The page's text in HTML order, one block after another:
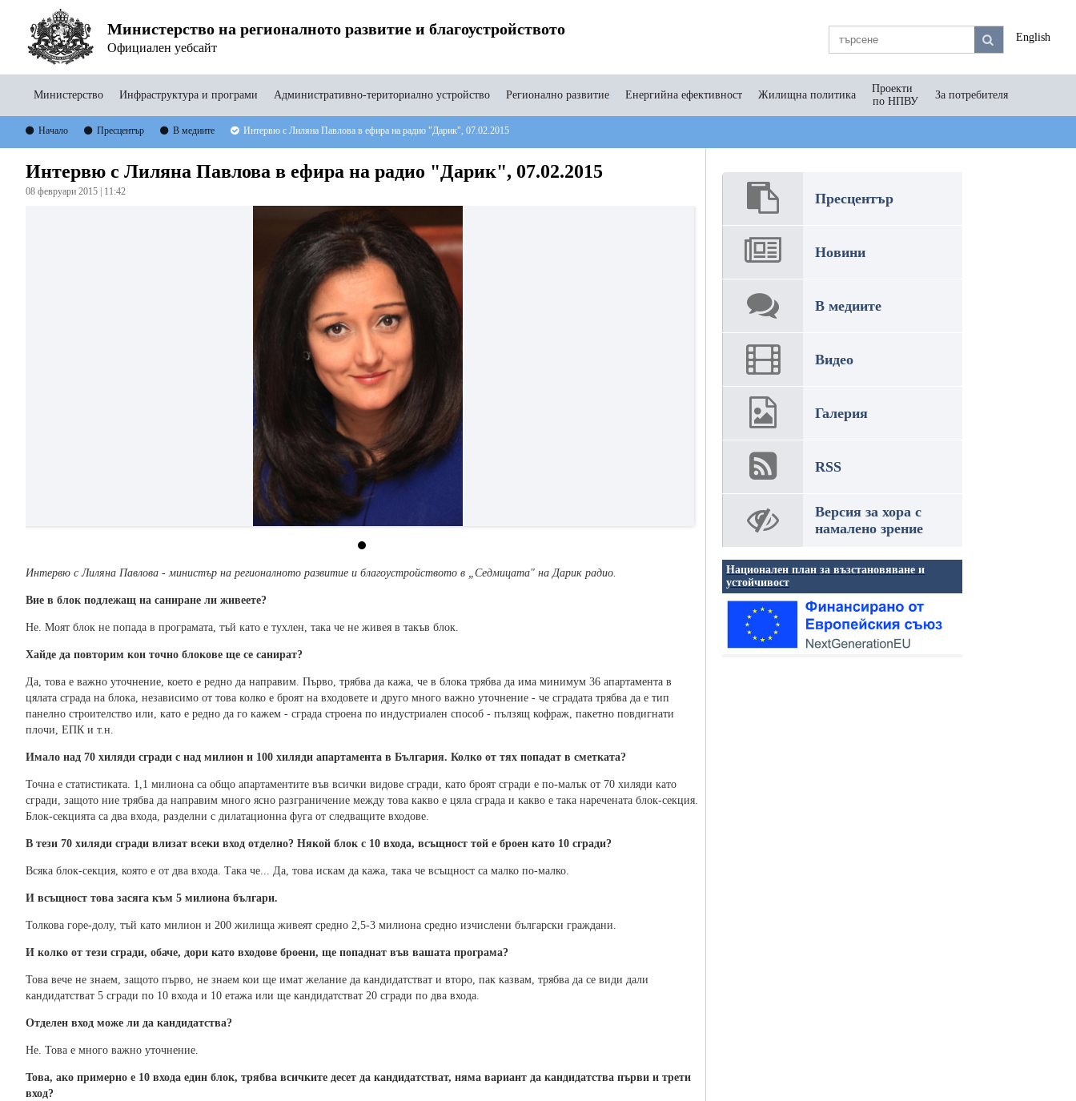
Министерство на регионалното развитие и благоустройството
Официален уебсайт
English
Министерство Инфраструктура и програми Административно-териториално устройство Регионално развитие Енергийна ефективност Жилищна политика
Проекти
по НПВУ
За потребителя
Начало Пресцентър В медиите Интервю с Лиляна Павлова в ефира на радио "Дарик", 07.02.2015
Интервю с Лиляна Павлова в ефира на радио "Дарик", 07.02.2015
08 февруари 2015 | 11:42
Интервю с Лиляна Павлова - министър на регионалното развитие и благоустройството в „Седмицата" на Дарик радио.
Вие в блок подлежащ на саниране ли живеете?
Не. Моят блок не попада в програмата, тъй като е тухлен, така че не живея в такъв блок.
Хайде да повторим кои точно блокове ще се санират?
Да, това е важно уточнение, което е редно да направим. Първо, трябва да кажа, че в блока трябва да има минимум 36 апартамента в
цялата сграда на блока, независимо от това колко е броят на входовете и друго много важно уточнение - че сградата трябва да е тип
панелно строителство или, като е редно да го кажем - сграда строена по индустриален способ - пълзящ кофраж, пакетно повдигнати
плочи, ЕПК и т.н.
Имало над 70 хиляди сгради с над милион и 100 хиляди апартамента в България. Колко от тях попадат в сметката?
Точна е статистиката. 1,1 милиона са общо апартаментите във всички видове сгради, като броят сгради е по-малък от 70 хиляди като
сгради, защото ние трябва да направим много ясно разграничение между това какво е цяла сграда и какво е така наречената блок-секция.
Блок-секцията са два входа, разделни с дилатационна фуга от следващите входове.
В тези 70 хиляди сгради влизат всеки вход отделно? Някой блок с 10 входа, всъщност той е броен като 10 сгради?
Всяка блок-секция, която е от два входа. Така че... Да, това искам да кажа, така че всъщност са малко по-малко.
И всъщност това засяга към 5 милиона българи.
Толкова горе-долу, тъй като милион и 200 жилища живеят средно 2,5-3 милиона средно изчислени български граждани.
И колко от тези сгради, обаче, дори като входове броени, ще попаднат във вашата програма?
Това вече не знаем, защото първо, не знаем кои ще имат желание да кандидатстват и второ, пак казвам, трябва да се види дали
кандидатстват 5 сгради по 10 входа и 10 етажа или ще кандидатстват 20 сгради по два входа.
Отделен вход може ли да кандидатства?
Не. Това е много важно уточнение.
Това, ако примерно е 10 входа един блок, трябва всичките десет да кандидатстват, няма вариант да кандидатства първи и трети
вход?
Пресцентър
Новини
В медиите
Видео
Галерия
RSS
Версия за хора с
намалено зрение
Национален план за възстановяване и
устойчивост